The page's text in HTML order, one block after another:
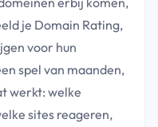
je Domain Rating,
voor hun
spel van maanden,
werkt: welke
sites reageren,